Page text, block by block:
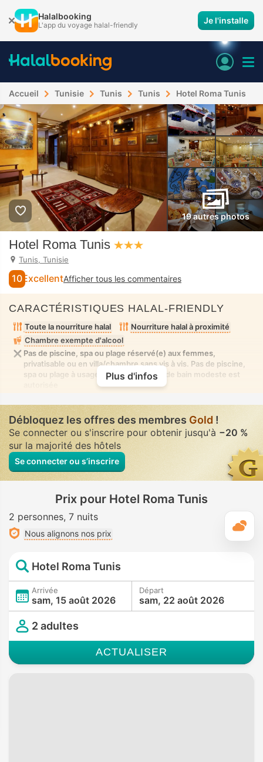
Halalbooking
L'app du voyage halal-friendly Je l'installe
Accueil Tunisie Tunis Tunis Hotel Roma Tunis
19 autres photos
Hotel Roma Tunis
Tunis, Tunisie
10 ExcellentAfficher tous les commentaires
CARACTÉRISTIQUES HALAL-FRIENDLY
Toute la nourriture halal
Nourriture halal à proximité
Chambre exempte d'alcool
Pas de piscine, spa ou plage réservé(e) aux femmes,
privatisable ou en villa/chambre sans vis à vis. Pas de piscine,
spa ou plage à usage mixte où la tenue de bain modeste est
Plus d'infos
Débloquez les offres des membres Gold !
Se connecter ou s'inscrire pour obtenir jusqu'à −20 %
sur la majorité des hôtels
Se connecter ou s’inscrire
Prix pour Hotel Roma Tunis
2 personnes 7 nuits
Nous alignons nos prix
Hotel Roma Tunis
Arrivée
sam, 15 août 2026
Départ
sam, 22 août 2026
2 adultes
ACTUALISER